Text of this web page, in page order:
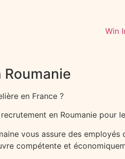
Win
Roumanie
en France ?
en Roumanie pour
vous assure des
compétente et